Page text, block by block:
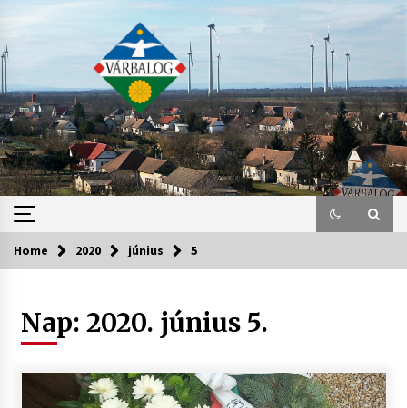
content
Home 2020 június 5
Nap: 2020. június 5.